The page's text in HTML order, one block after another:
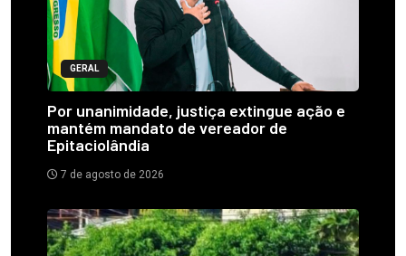
GERAL
Por unanimidade, justiça extingue ação e
mantém mandato de vereador de
Epitaciolândia
7 de agosto de 2026